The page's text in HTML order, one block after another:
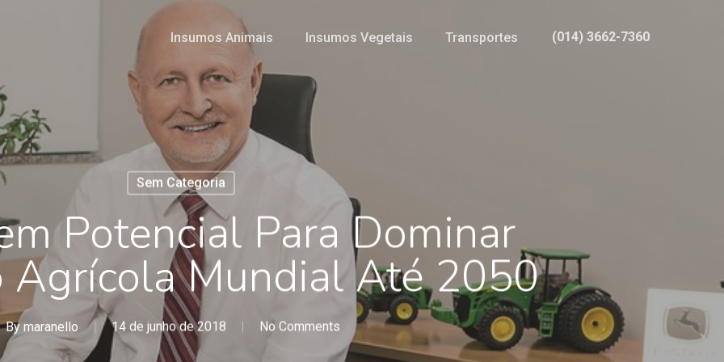
Insumos Animais Insumos Vegetais Transportes (014) 3662-7360
Sem Categoria
Potencial Para Dominar
Agrícola Mundial Até 2050
By maranello 14 de junho de 2018 No Comments